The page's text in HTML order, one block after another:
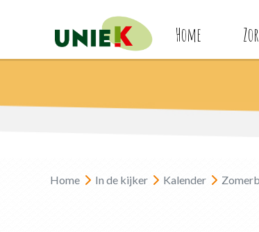
Home
Home In de kijker Kalender